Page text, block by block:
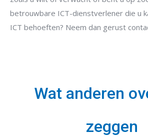
blanco
betrouwbare ICT-dienstverlener die u
ICT behoeften? Neem dan gerust
Wat anderen
zeggen